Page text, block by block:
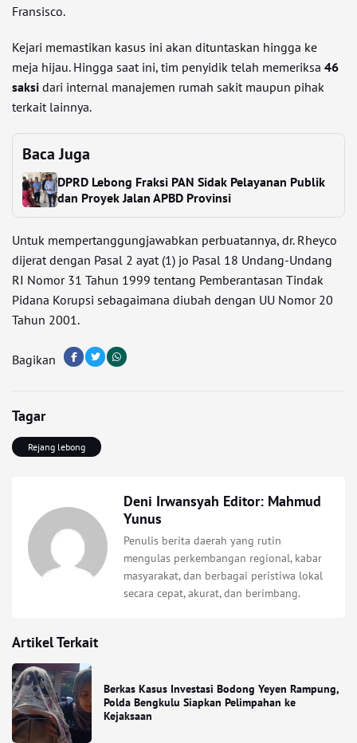
Fransisco.
Kejari memastikan kasus ini akan dituntaskan hingga ke
meja hijau. Hingga saat ini, tim penyidik telah memeriksa 46
saksi dari internal manajemen rumah sakit maupun pihak
terkait lainnya.
Baca Juga
DPRD Lebong Fraksi PAN Sidak Pelayanan Publik
dan Proyek Jalan APBD Provinsi
Untuk mempertanggungjawabkan perbuatannya, dr. Rheyco
dijerat dengan Pasal 2 ayat (1) jo Pasal 18 Undang-Undang
RI Nomor 31 Tahun 1999 tentang Pemberantasan Tindak
Pidana Korupsi sebagaimana diubah dengan UU Nomor 20
Tahun 2001.
Bagikan
Tagar
Rejang lebong
Deni Irwansyah Editor: Mahmud
Yunus
Penulis berita daerah yang rutin
mengulas perkembangan regional, kabar
masyarakat, dan berbagai peristiwa lokal
secara cepat, akurat, dan berimbang.
Artikel Terkait
Berkas Kasus Investasi Bodong Yeyen Rampung,
Polda Bengkulu Siapkan Pelimpahan ke
Kejaksaan